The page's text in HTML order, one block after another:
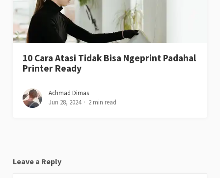
10 Cara Atasi Tidak Bisa Ngeprint Padahal
Printer Ready
Achmad Dimas
Jun 28, 2024
2 min read
Leave a Reply